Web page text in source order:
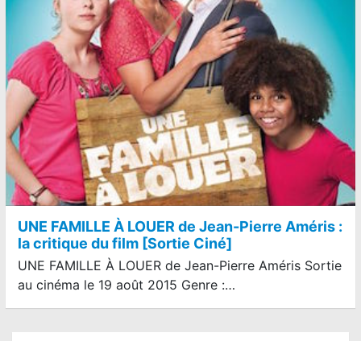
UNE FAMILLE À LOUER de Jean-Pierre Améris :
la critique du film [Sortie Ciné]
UNE FAMILLE À LOUER de Jean-Pierre Améris Sortie
au cinéma le 19 août 2015 Genre :…